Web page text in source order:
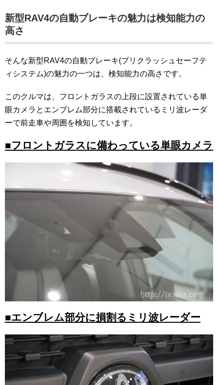
新型RAV4の自動ブレーキの魅力は検知能力の
高さ
そんな新型RAV4の自動ブレーキ(プリクラッシュセーフテ
ィシステム)の魅力の一つは、検知能力の高さです。
このクルマは、フロントガラスの上段に設置されている単
眼カメラとエンブレム部分に搭載されているミリ波レーダ
ーで前走車や周囲を検知しています。
■フロントガラスに備わっている単眼カメラ
■エンブレム部分に損割るミリ波レーダー